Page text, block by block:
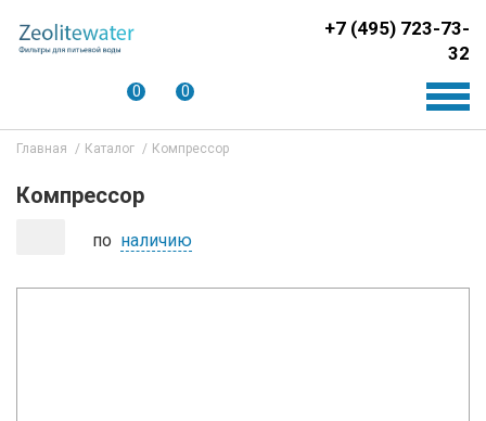
+7 (495) 723-73-
32
0 0
Главная Каталог Компрессор
Компрессор
по наличию